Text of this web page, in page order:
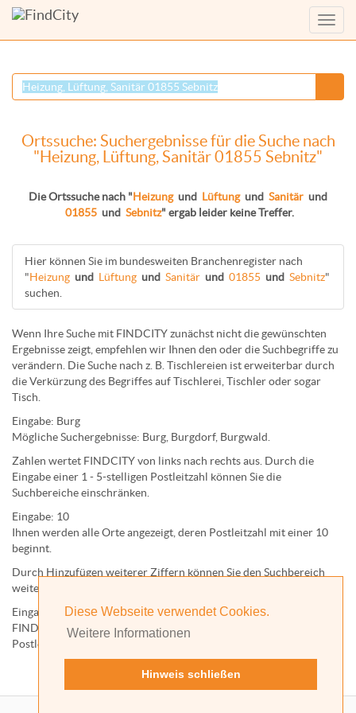
Diese Webseite verwendet Cookies.
Weitere Informationen
Hinweis schließen
Menü
Ortssuche: Suchergebnisse für die Suche nach
"Heizung, Lüftung, Sanitär 01855 Sebnitz"
Die Ortssuche nach "Heizung und Lüftung und Sanitär und
01855 und Sebnitz" ergab leider keine Treffer.
Hier können Sie im bundesweiten Branchenregister nach
"Heizung und Lüftung und Sanitär und 01855 und Sebnitz"
suchen.
Wenn Ihre Suche mit FINDCITY zunächst nicht die gewünschten
Ergebnisse zeigt, empfehlen wir Ihnen den oder die Suchbegriffe zu
verändern. Die Suche nach z. B. Tischlereien ist erweiterbar durch
die Verkürzung des Begriffes aufTischlerei Tischleroder sogar
Tisch
Eingabe: Burg
Mögliche Suchergebnisse: Burg Burgdorf, Burgwald.
Zahlen wertet FINDCITY von links nach rechts aus. Durch die
Eingabe einer 1 - 5-stelligen Postleitzahl können Sie die
Suchbereiche einschränken.
Eingabe: 10
Ihnen werden alle Orteangezeigt, deren Postleitzahl mit einer 10
beginnt.
Durch Hinzufügen weiterer Ziffern können Sie den Suchbereich
weiter einschränken.
Eingabe:
10585
FINDCITY präsentiert Ihnen ausschließlich die zu dieser
Postleitzahl gehörende Kommune; in diesem Fall Berlin.